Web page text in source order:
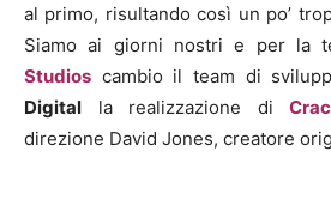
al primo, risultando così un po’
Siamo ai giorni nostri e per la
Studios cambio il team di
Digital la realizzazione di
direzione David Jones, creatore